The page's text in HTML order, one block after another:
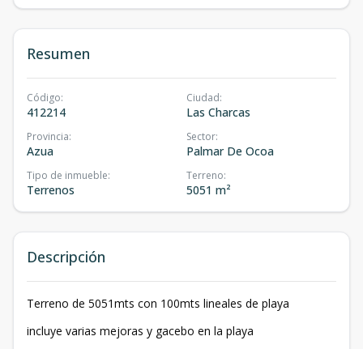
Resumen
Código:
412214
Ciudad:
Las Charcas
Provincia:
Azua
Sector:
Palmar De Ocoa
Tipo de inmueble:
Terrenos
Terreno:
5051 m²
Descripción
Terreno de 5051mts con 100mts lineales de playa
incluye varias mejoras y gacebo en la playa